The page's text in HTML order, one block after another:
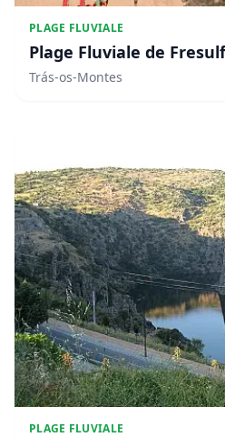
PLAGE FLUVIALE
Plage Fluviale de
Trás-os-Montes
PLAGE FLUVIALE